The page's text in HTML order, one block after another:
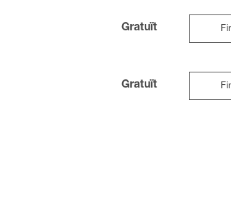
Gratuït
Gratuït